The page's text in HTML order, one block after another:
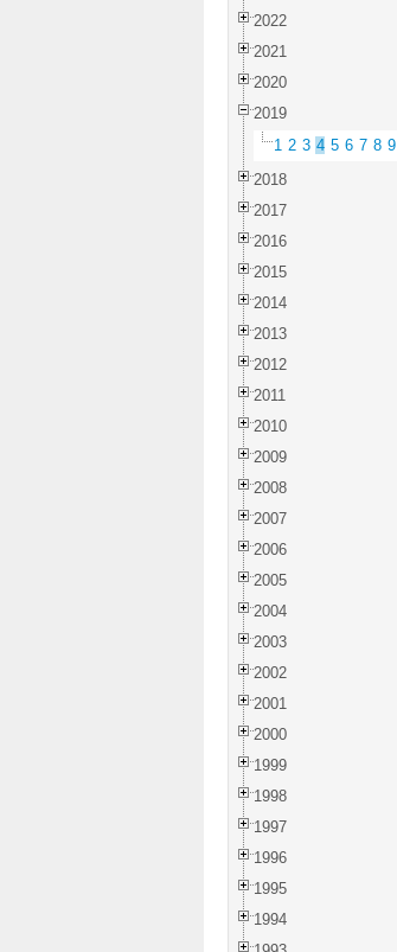
2022
2021
2020
2019
1 2 3 4 5 6 7 8 9
2018
2017
2016
2015
2014
2013
2012
2011
2010
2009
2008
2007
2006
2005
2004
2003
2002
2001
2000
1999
1998
1997
1996
1995
1994